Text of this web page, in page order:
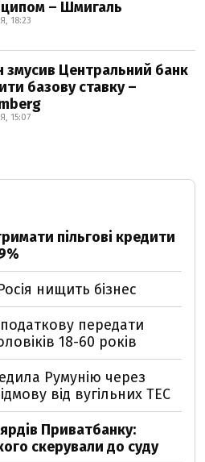
– Шмигаль
18:23
змусив Центральний банк
базову ставку –
15:07
пільгові кредити
нищить бізнес
передати
18-60 років
Румунію через
від вугільних ТЕС
Приватбанку:
скерували до суду